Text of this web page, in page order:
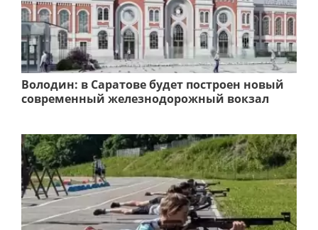
Володин: в Саратове будет построен новый
современный железнодорожный вокзал